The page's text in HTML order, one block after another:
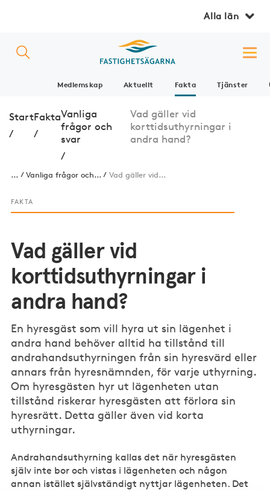
Alla län
Medlemskap Aktuellt Fakta Tjänster
Start
/
Fakta
/
Vanliga
frågor och
svar
/
Vad gäller vid
korttidsuthyrningar i
andra hand?
... Vanliga frågor och... Vad gäller vid...
FAKTA
Vad gäller vid
korttidsuthyrningar i
andra hand?
En hyresgäst som vill hyra ut sin lägenhet i
andra hand behöver alltid ha tillstånd till
andrahandsuthyrningen från sin hyresvärd eller
annars från hyresnämnden, för varje uthyrning.
Om hyresgästen hyr ut lägenheten utan
tillstånd riskerar hyresgästen att förlora sin
hyresrätt. Detta gäller även vid korta
uthyrningar.
Andrahandsuthyrning kallas det när hyresgästen
själv inte bor och vistas i lägenheten och någon
annan istället självständigt nyttjar lägenheten. Det